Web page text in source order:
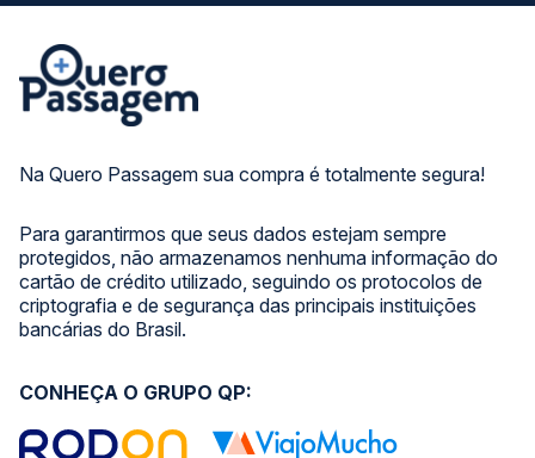
Na Quero Passagem sua compra é totalmente segura!
Para garantirmos que seus dados estejam sempre
protegidos, não armazenamos nenhuma informação do
cartão de crédito utilizado, seguindo os protocolos de
criptografia e de segurança das principais instituições
bancárias do Brasil.
CONHEÇA O GRUPO QP: